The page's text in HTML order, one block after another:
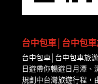
台中包車│台中包
台中包車│台中包車旅
日遊帶你暢遊日月潭、
規劃中台灣旅遊行程，